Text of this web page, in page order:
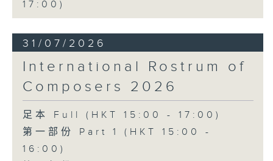
17:00)
31/07/2026
International Rostrum of
Composers 2026
足本 Full (HKT 15:00 - 17:00)
第一部份 Part 1 (HKT 15:00 -
16:00)